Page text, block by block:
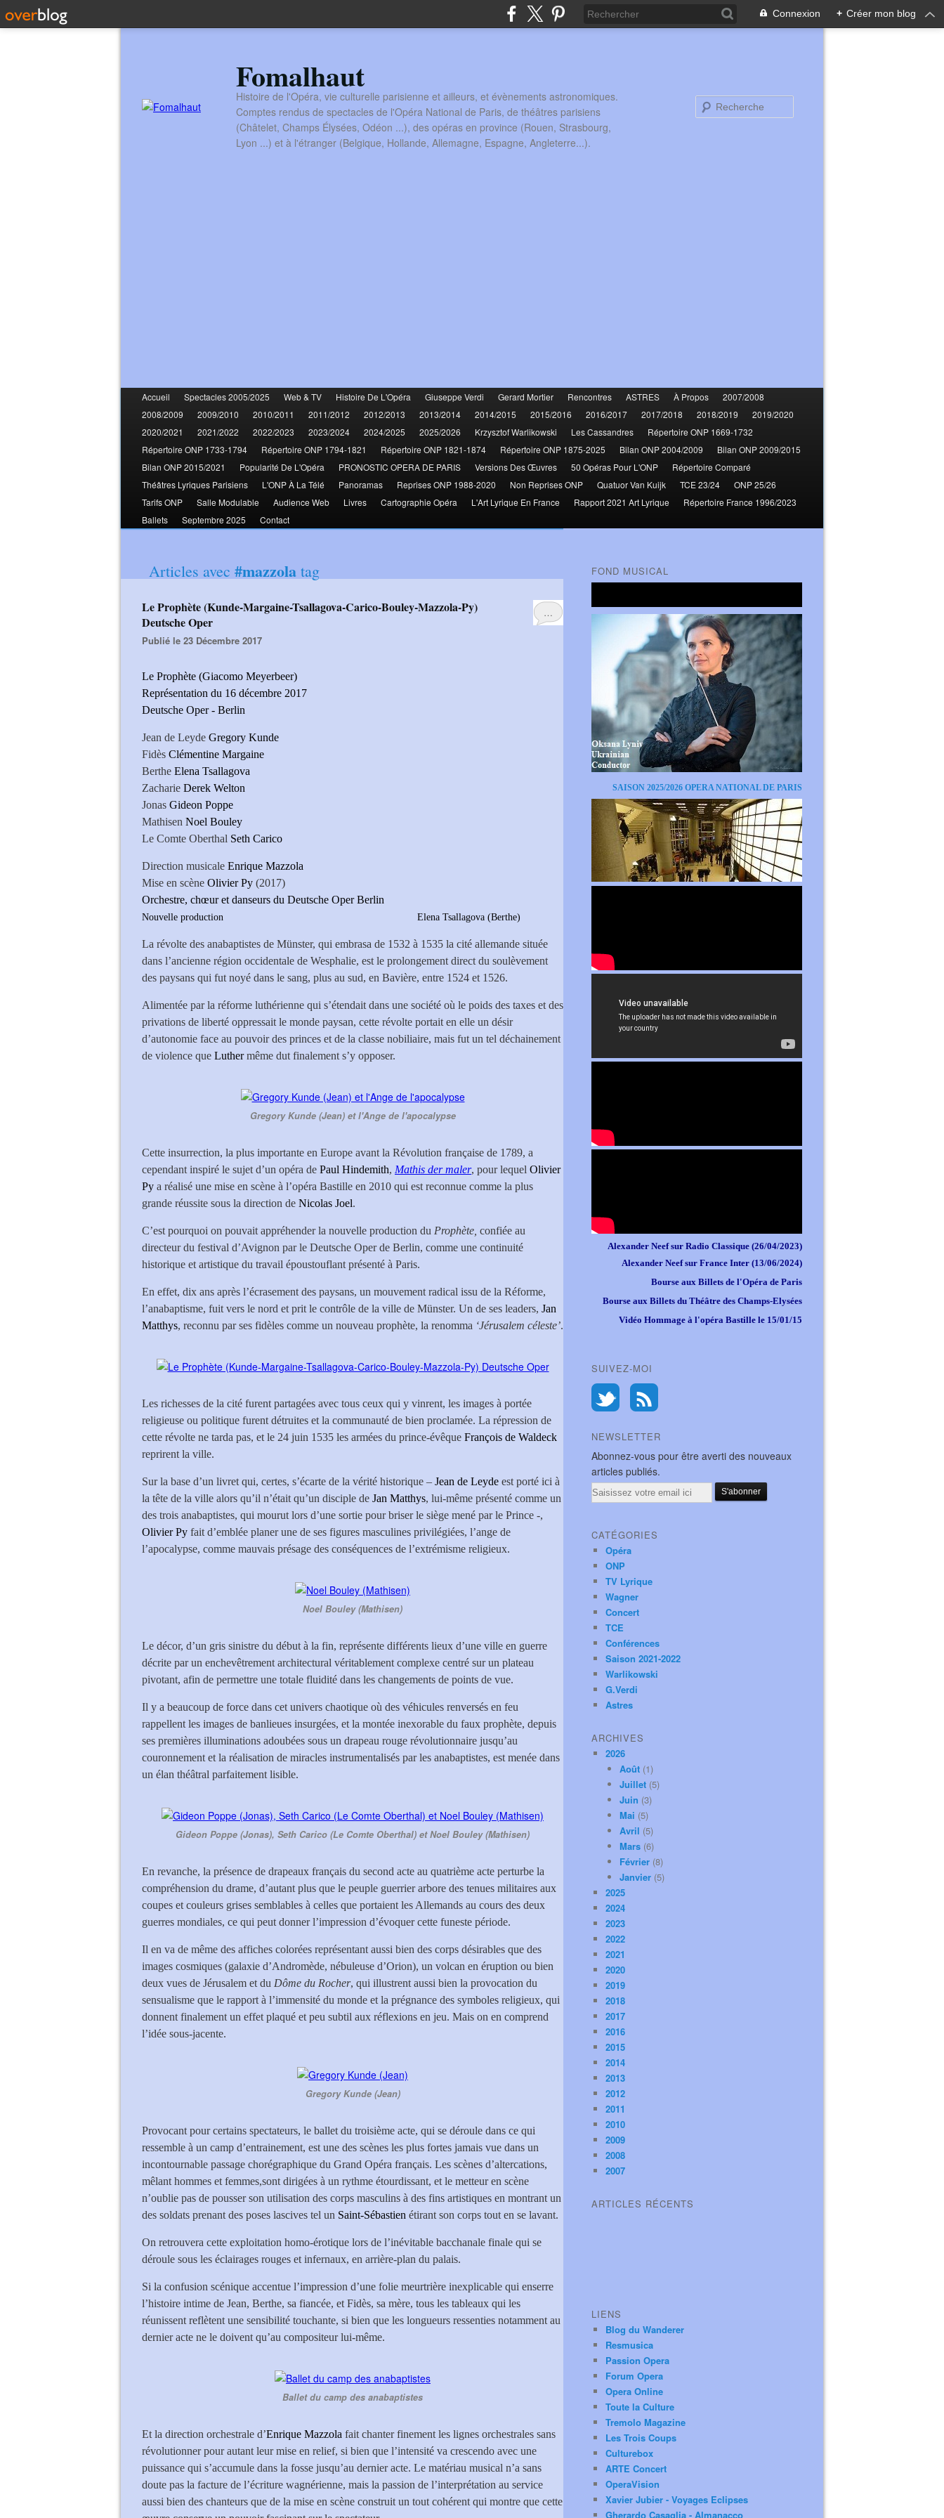
Connexion + Créer mon blog
Fomalhaut
Histoire de l'Opéra, vie culturelle parisienne et ailleurs, et évènements astronomiques.
Comptes rendus de spectacles de l'Opéra National de Paris, de théâtres parisiens
(Châtelet, Champs Élysées, Odéon ...), des opéras en province (Rouen, Strasbourg,
Lyon ...) et à l'étranger (Belgique, Hollande, Allemagne, Espagne, Angleterre...).
Accueil Spectacles 2005/2025 Web & TV Histoire De L'Opéra Giuseppe Verdi Gerard Mortier Rencontres ASTRES À Propos
2007/2008
2008/2009
2009/2010 2010/2011 2011/2012 2012/2013 2013/2014 2014/2015 2015/2016 2016/2017 2017/2018 2018/2019
2019/2020
2020/2021
2021/2022 2022/2023 2023/2024 2024/2025 2025/2026 Krzysztof Warlikowski Les Cassandres
Répertoire ONP 1669-1732
Répertoire ONP 1733-1794
Répertoire ONP 1794-1821 Répertoire ONP 1821-1874 Répertoire ONP 1875-2025 Bilan ONP 2004/2009
Bilan ONP 2009/2015
Bilan ONP 2015/2021
Popularité De L'Opéra PRONOSTIC OPERA DE PARIS Versions Des Œuvres 50 Opéras Pour L'ONP
Répertoire Comparé
Théâtres Lyriques Parisiens
L'ONP À La Télé Panoramas Reprises ONP 1988-2020 Non Reprises ONP Quatuor Van Kuijk TCE 23/24
ONP 25/26
Tarifs ONP
Salle Modulable Audience Web Livres Cartographie Opéra L'Art Lyrique En France Rapport 2021 Art Lyrique
Répertoire France 1996/2023
Ballets
Septembre 2025 Contact
Articles avec #mazzola tag
…
Le Prophète (Kunde-Margaine-Tsallagova-Carico-Bouley-Mazzola-Py)
Deutsche Oper
Publié le 23 Décembre 2017
Le Prophète (Giacomo Meyerbeer)
Représentation du 16 décembre 2017
Deutsche Oper - Berlin
Jean de Leyde Gregory Kunde
Fidès Clémentine Margaine
Berthe Elena Tsallagova
Zacharie Derek Welton
Jonas Gideon Poppe
Mathisen Noel Bouley
Le Comte Oberthal Seth Carico
Direction musicale Enrique Mazzola
Mise en scène Olivier Py (2017)
Orchestre, chœur et danseurs du Deutsche Oper Berlin
Nouvelle production Elena Tsallagova (Berthe)
La révolte des anabaptistes de Münster, qui embrasa de 1532 à 1535 la cité allemande située
dans l’ancienne région occidentale de Wesphalie, est le prolongement direct du soulèvement
des paysans qui fut noyé dans le sang, plus au sud, en Bavière, entre 1524 et 1526.
Alimentée par la réforme luthérienne qui s’étendait dans une société où le poids des taxes et des
privations de liberté oppressait le monde paysan, cette révolte portait en elle un désir
d’autonomie face au pouvoir des princes et de la classe nobiliaire, mais fut un tel déchainement
de violence que Luthermême dut finalement s’y opposer.
Gregory Kunde (Jean) et l'Ange de l'apocalypse
Cette insurrection, la plus importante en Europe avant la Révolution française de 1789, a
cependant inspiré le sujet d’un opéra de Paul Hindemith, Mathis der maler, pour lequel Olivier
Py a réalisé une mise en scène à l’opéra Bastille en 2010 qui est reconnue comme la plus
grande réussite sous la direction de Nicolas Joel.
C’est pourquoi on pouvait appréhender la nouvelle production du Prophète, confiée au
directeur du festival d’Avignon par le Deutsche Oper de Berlin, comme une continuité
historique et artistique du travail époustouflant présenté à Paris.
En effet, dix ans après l’écrasement des paysans, un mouvement radical issu de la Réforme,
l’anabaptisme, fuit vers le nord et prit le contrôle de la ville de Münster. Un de ses leaders, Jan
Matthys, reconnu par ses fidèles comme un nouveau prophète, la renomma ‘Jérusalem céleste’.
Les richesses de la cité furent partagées avec tous ceux qui y vinrent, les images à portée
religieuse ou politique furent détruites et la communauté de bien proclamée. La répression de
cette révolte ne tarda pas, et le 24 juin 1535 les armées du prince-évêque François de Waldeck
reprirent la ville.
Sur la base d’un livret qui, certes, s’écarte de la vérité historique – Jean de Leyde est porté ici à
la tête de la ville alors qu’il n’était qu’un disciple de Jan Matthys, lui-même présenté comme un
des trois anabaptistes, qui mourut lors d’une sortie pour briser le siège mené par le Prince -,
Olivier Py fait d’emblée planer une de ses figures masculines privilégiées, l’ange de
l’apocalypse, comme mauvais présage des conséquences de l’extrémisme religieux.
Noel Bouley (Mathisen)
Le décor, d’un gris sinistre du début à la fin, représente différents lieux d’une ville en guerre
décrite par un enchevêtrement architectural véritablement complexe centré sur un plateau
pivotant, afin de permettre une totale fluidité dans les changements de points de vue.
Il y a beaucoup de force dans cet univers chaotique où des véhicules renversés en feu
rappellent les images de banlieues insurgées, et la montée inexorable du faux prophète, depuis
ses premières illuminations adoubées sous un drapeau rouge révolutionnaire jusqu’au
couronnement et la réalisation de miracles instrumentalisés par les anabaptistes, est menée dans
un élan théâtral parfaitement lisible.
Gideon Poppe (Jonas), Seth Carico (Le Comte Oberthal) et Noel Bouley (Mathisen)
En revanche, la présence de drapeaux français du second acte au quatrième acte perturbe la
compréhension du drame, d’autant plus que le peuple guerrier arbore des tenues militaires aux
coupes et couleurs grises semblables à celles que portaient les Allemands au cours des deux
guerres mondiales, ce qui peut donner l’impression d’évoquer cette funeste période.
Il en va de même des affiches colorées représentant aussi bien des corps désirables que des
images cosmiques (galaxie d’Andromède, nébuleuse d’Orion), un volcan en éruption ou bien
deux vues de Jérusalem et du Dôme du Rocher, qui illustrent aussi bien la provocation du
sensualisme que le rapport à l’immensité du monde et la prégnance des symboles religieux, qui
donnent finalement un effet plaqué et peu subtil aux réflexions en jeu. Mais on en comprend
l’idée sous-jacente.
Gregory Kunde (Jean)
Provocant pour certains spectateurs, le ballet du troisième acte, qui se déroule dans ce qui
ressemble à un camp d’entrainement, est une des scènes les plus fortes jamais vue dans un
incontournable passage chorégraphique du Grand Opéra français. Les scènes d’altercations,
mêlant hommes et femmes,sont dirigées à un rythme étourdissant, et le metteur en scène
n’oublie pas de pousser son utilisation des corps masculins à des fins artistiques en montrant un
des soldats prenant des poses lascives tel un Saint-Sébastien étirant son corps tout en se lavant.
On retrouvera cette exploitation homo-érotique lors de l’inévitable bacchanale finale qui se
déroule sous les éclairages rouges et infernaux, en arrière-plan du palais.
Si la confusion scénique accentue l’impression d’une folie meurtrière inexplicable qui enserre
l’histoire intime de Jean, Berthe, sa fiancée, et Fidès, sa mère, tous les tableaux qui les
réunissent reflètent une sensibilité touchante, si bien que les longueurs ressenties notamment au
dernier acte ne le doivent qu’au compositeur lui-même.
Ballet du camp des anabaptistes
Et la direction orchestrale d’Enrique Mazzola fait chanter finement les lignes orchestrales sans
révolutionner pour autant leur mise en relief, si bien que l’intensité va crescendo avec une
puissance qui s’accumule dans la fosse jusqu’au dernier acte. Le matériau musical n’a sans
doute pas la facture de l’écriture wagnérienne, mais la passion de l’interprétation au service
aussi bien des chanteurs que de la mise en scène construit un tout cohérent qui montre que cette
FOND MUSICAL
SAISON 2025/2026 OPERA NATIONAL DE PARIS
Alexander Neef sur Radio Classique (26/04/2023)
Alexander Neef sur France Inter (13/06/2024)
Bourse aux Billets de l'Opéra de Paris
Bourse aux Billets du Théâtre des Champs-Elysées
Vidéo Hommage à l'opéra Bastille le 15/01/15
SUIVEZ-MOI
NEWSLETTER
Abonnez-vous pour être averti des nouveaux
articles publiés.
Email
CATÉGORIES
Opéra
ONP
TV Lyrique
Wagner
Concert
TCE
Conférences
Saison 2021-2022
Warlikowski
G.Verdi
Astres
ARCHIVES
2026
Août (1)
Juillet (5)
Juin (3)
Mai (5)
Avril (5)
Mars (6)
Février (8)
Janvier (5)
2025
2024
2023
2022
2021
2020
2019
2018
2017
2016
2015
2014
2013
2012
2011
2010
2009
2008
2007
ARTICLES RÉCENTS
LIENS
Blog du Wanderer
Resmusica
Passion Opera
Forum Opera
Opera Online
Toute la Culture
Tremolo Magazine
Les Trois Coups
Culturebox
ARTE Concert
OperaVision
Xavier Jubier - Voyages Eclipses
Gherardo Casaglia - Almanacco